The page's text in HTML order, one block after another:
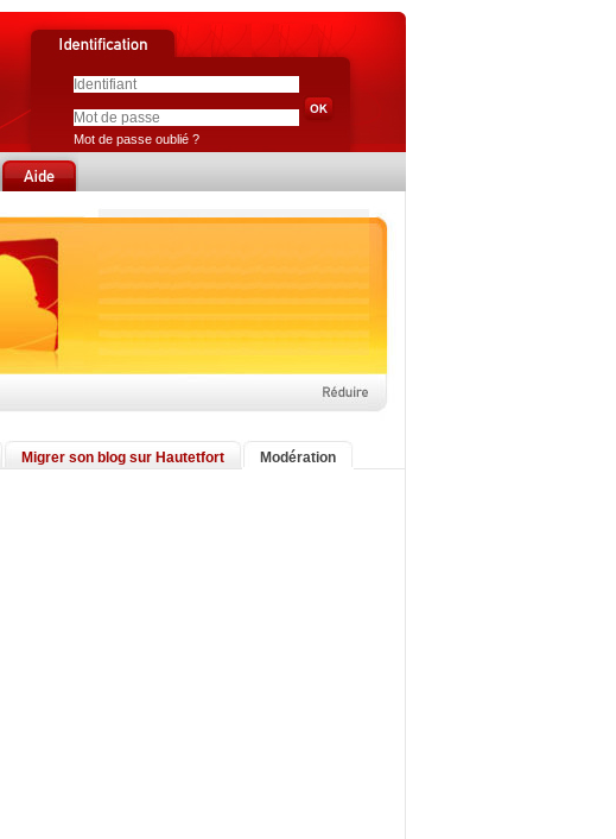
Mot de passe oublié ?
Migrer son blog sur Hautetfort Modération